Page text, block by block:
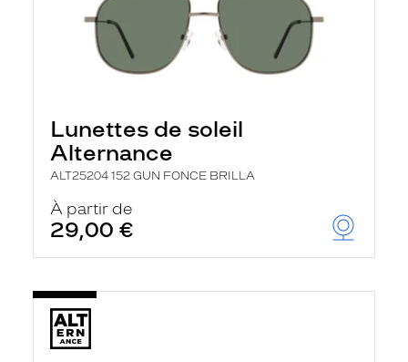
Lunettes de soleil
Alternance
ALT25204 152 GUN FONCE BRILLA
À partir de
29,00 €